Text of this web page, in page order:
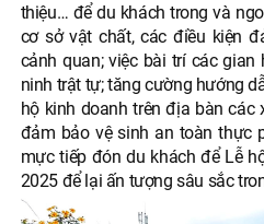
thiệu… để du khách trong và
cơ sở vật chất, các điều kiện
cảnh quan; việc bài trí các
ninh trật tự; tăng cường hướng
hộ kinh doanh trên địa bàn các
đảm bảo vệ sinh an toàn thực
mực tiếp đón du khách để Lễ
2025 để lại ấn tượng sâu sắc